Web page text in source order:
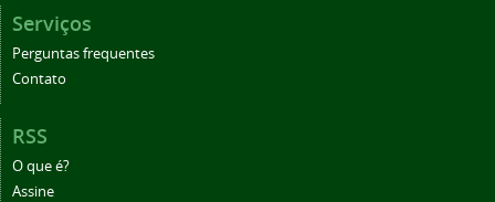
Serviços
Perguntas frequentes
Contato
RSS
O que é?
Assine